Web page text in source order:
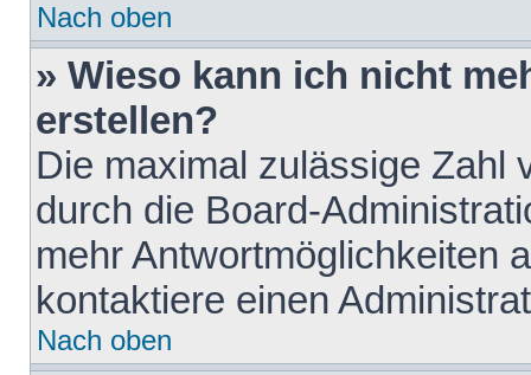
Nach oben
» Wieso kann ich nicht
erstellen?
Die maximal zulässige Zahl
durch die Board-
mehr Antwortmöglichkeiten
kontaktiere einen
Nach oben